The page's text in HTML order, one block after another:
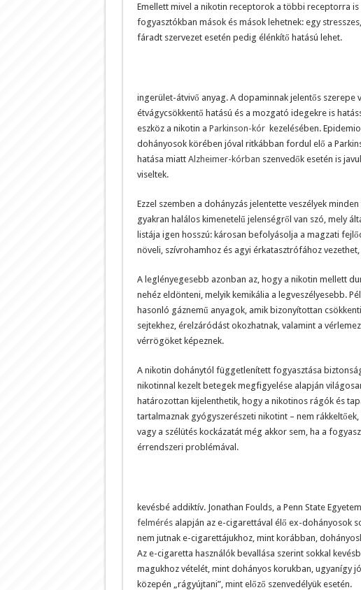
Emellett mivel a nikotin receptorok a többi receptorra
fogyasztókban mások és mások lehetnek: egy
fáradt szervezet esetén pedig élénkítő hatású lehet.
ingerület-átvivő anyag. A dopaminnak jelentős szerepe
étvágycsökkentő hatású és a mozgató idegekre is
eszköz a nikotin a Parkinson-kórkezelésében.
dohányosok körében jóval ritkábban fordul elő a
hatása miatt Alzheimer-kórban szenvedők esetén is
viseltek.
Ezzel szemben a dohányzás jelentette veszélyek
gyakran halálos kimenetelű jelenségről van szó, mely
listája igen hosszú: károsan befolyásolja a magzati
növeli, szívrohamhoz és agyi érkatasztrófához
A leglényegesebb azonban az, hogy a nikotin mellett
nehéz eldönteni, melyik kemikália a legveszélyesebb.
hasonló gáznemű anyagok, amik bizonyítottan
sejtekhez, érelzáródást okozhatnak, valamint a
vérrögöket képeznek.
A nikotin dohánytól függetlenített fogyasztása
nikotinnal kezelt betegek megfigyelése alapján
határozottan kijelenthetik, hogy a nikotinos rágók és
tartalmaznak gyógyszerészeti nikotint – nem
vagy a szélütés kockázatát még akkor sem, ha a
érrendszeri problémával.
kevésbé addiktív. Jonathan Foulds, a Penn State
felmérésalapján az e-cigarettával élő ex-dohányosok
nem jutnak e-cigarettájukhoz, mint korábban,
Az e-cigaretta használók bevallása szerint sokkal
magukhoz vételét, mint dohányos korukban, ugyanígy
közepén „rágyújtani”, mint előző szenvedélyük esetén.